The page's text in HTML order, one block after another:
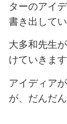
ターのアイ
書き出してい
大多和先生
けていきます
アイディア
が、だんだ